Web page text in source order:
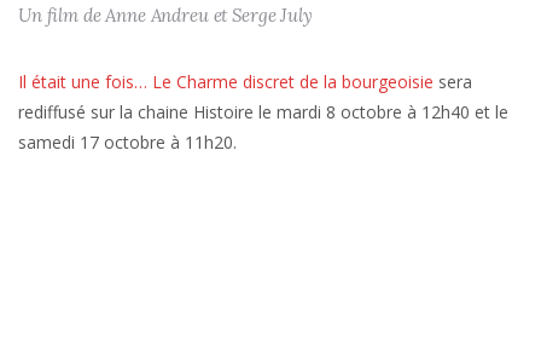
Un film de Anne Andreu et Serge July
Il était une fois… Le Charme discret de la bourgeoisie sera
rediffusé sur la chaine Histoire le mardi 8 octobre à 12h40 et le
samedi 17 octobre à 11h20.